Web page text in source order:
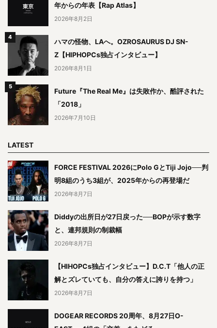
年からの年表【Rap Atlas】
2026年8月2日
ハマの怪物、LAへ。OZROSAURUS DJ SN-
Z【HIPHOPCs独占インタビュー】
2026年8月1日
Future『The Real Me』は失敗作か、酷評された
「2018」
2026年7月10日
LATEST
FORCE FESTIVAL 2026にPolo GとTiji Jojo──判
明8組のうち3組が、2025年からの再登場だ
2026年8月7日
Diddyの出所日が27日戻った──BOPが示す数字
と、連邦規則の制裁幅
2026年8月7日
【HIHOPCs独占インタビュー】D.C.T「他人の正
解とズレていても、自分の答えに誇りを持つ」
2026年8月7日
DOGEAR RECORDS 20周年、8月27日O-